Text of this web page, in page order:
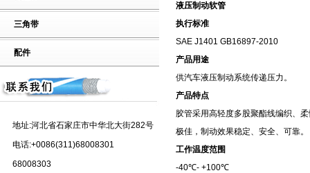
三角带
配件
地址:河北省石家庄市中华北大街282号
电话:+0086(311)68008301
68008303
液压制动软管
执行标准
SAE J1401 GB16897-2010
产品用途
供汽车液压制动系统传递压力。
产品特点
胶管采用高轻度多股聚酯线编织、
极佳，制动效果稳定、安全、可
工作温度范围
-40℃- +100℃